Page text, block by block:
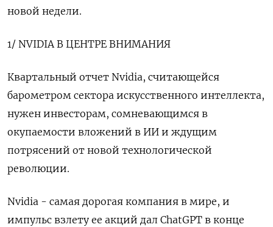
новой недели.
1/ NVIDIA В ЦЕНТРЕ ВНИМАНИЯ
Квартальный отчет Nvidia, считающейся
барометром сектора искусственного интеллекта,
нужен инвесторам, сомневающимся в
окупаемости вложений в ИИ и ждущим
потрясений от новой технологической
революции.
Nvidia - самая дорогая компания в мире, и
импульс взлету ее акций дал ChatGPT в конце